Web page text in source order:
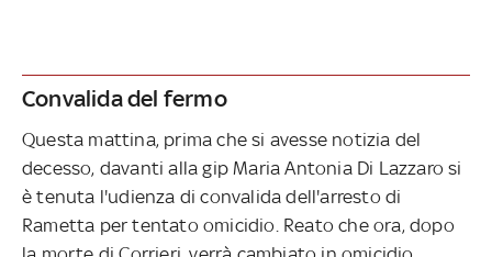
Convalida del fermo
Questa mattina, prima che si avesse notizia del
decesso, davanti alla gip Maria Antonia Di Lazzaro si
è tenuta l'udienza di convalida dell'arresto di
Rametta per tentato omicidio. Reato che ora, dopo